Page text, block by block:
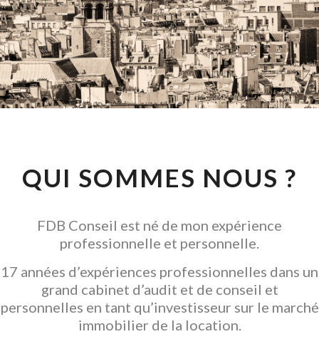
CONSEIL EN
INVESTISSEMENT
LOCATIF
GARANTIR L' ACQUISITION
QUI SOMMES NOUS ?
FDB Conseil est né de mon expérience
professionnelle et personnelle.
17 années d’expériences professionnelles dans un
grand cabinet d’audit et de conseil et
personnelles en tant qu’investisseur sur le marché
immobilier de la location.